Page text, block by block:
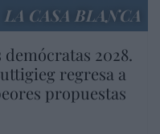
LA CASA BLANCA
2028.
regresa a
propuestas